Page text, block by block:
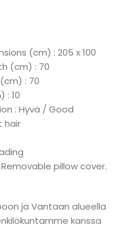
(cm) : 205 x 100
(cm) : 70
: 70
: 10
: Hyvä / Good
hair
pillow cover.
ja Vantaan alueella
kanssa